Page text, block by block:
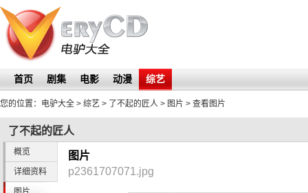
首页 剧集 电影 动漫 综艺
您的位置： 电驴大全 > 综艺 > 了不起的匠人 > 图片 > 查看图片
了不起的匠人
概览
详细资料
图片
p2361707071.jpg